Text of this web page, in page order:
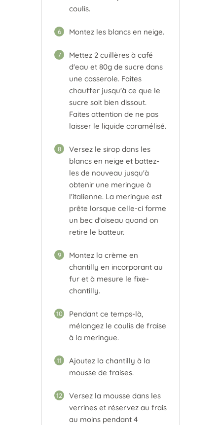
coulis.
6 Montez les blancs en neige.
7
Mettez 2 cuillères à café
d'eau et 80g de sucre dans
une casserole. Faites
chauffer jusqu'à ce que le
sucre soit bien dissout.
Faites attention de ne pas
laisser le liquide caramélisé.
8
Versez le sirop dans les
blancs en neige et battez-
les de nouveau jusqu'à
obtenir une meringue à
l'italienne. La meringue est
prête lorsque celle-ci forme
un bec d'oiseau quand on
retire le batteur.
9
Montez la crème en
chantilly en incorporant au
fur et à mesure le fixe-
chantilly.
10
Pendant ce temps-là,
mélangez le coulis de fraise
à la meringue.
11
Ajoutez la chantilly à la
mousse de fraises.
12
Versez la mousse dans les
verrines et réservez au frais
au moins pendant 4